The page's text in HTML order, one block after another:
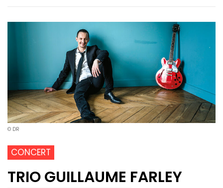
© DR
CONCERT
TRIO GUILLAUME FARLEY